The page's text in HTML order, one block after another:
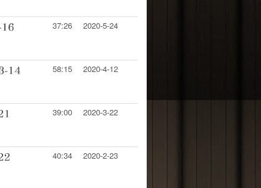
37:26 2020-5-24
58:15 2020-4-12
39:00 2020-3-22
40:34 2020-2-23